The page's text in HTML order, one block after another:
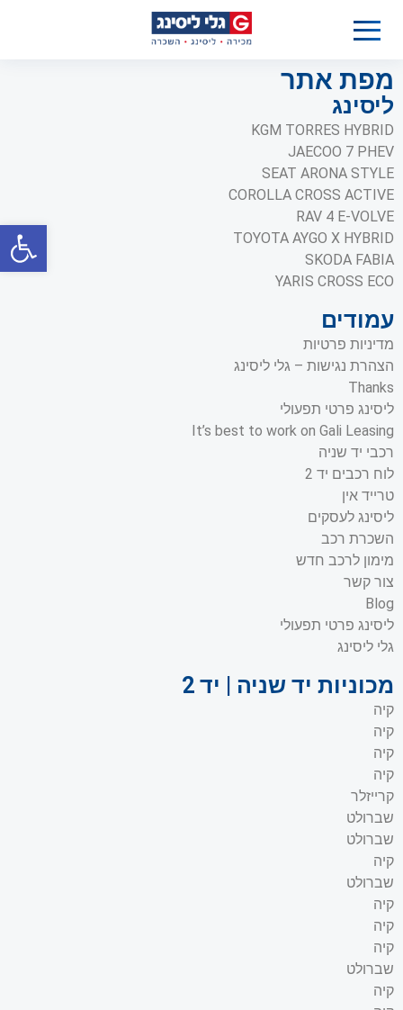
פתח
מפת אתר
ליסינג
KGM TORRES HYBRID
JAECOO 7 PHEV
SEAT ARONA STYLE
COROLLA CROSS ACTIVE
RAV 4 E-VOLVE
TOYOTA AYGO X HYBRID
SKODA FABIA
YARIS CROSS ECO
עמודים
מדיניות פרטיות
הצהרת נגישות – גלי ליסינג
Thanks
ליסינג פרטי תפעולי
It’s best to work on Gali Leasing
רכבי יד שניה
לוח רכבים יד 2
טרייד אין
ליסינג לעסקים
השכרת רכב
מימון לרכב חדש
צור קשר
Blog
ליסינג פרטי תפעולי
גלי ליסינג
מכוניות יד שניה | יד 2
קיה
קיה
קיה
קיה
קרייזלר
שברולט
שברולט
קיה
שברולט
קיה
קיה
קיה
שברולט
קיה